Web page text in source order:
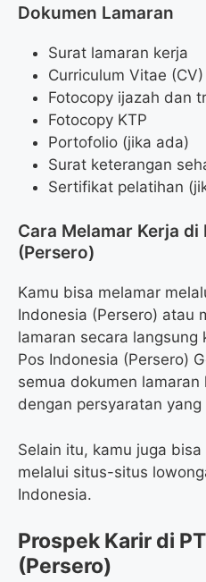
Dokumen Lamaran
Surat lamaran kerja
Curriculum Vitae (CV)
Fotocopy ijazah dan
Fotocopy KTP
Portofolio (jika ada)
Surat keterangan
Sertifikat pelatihan
Cara Melamar Kerja di
(Persero)
Kamu bisa melamar
Indonesia (Persero) atau
lamaran secara langsung
Pos Indonesia (Persero)
semua dokumen lamaran
dengan persyaratan
Selain itu, kamu juga
melalui situs-situs
Indonesia.
Prospek Karir di
(Persero)